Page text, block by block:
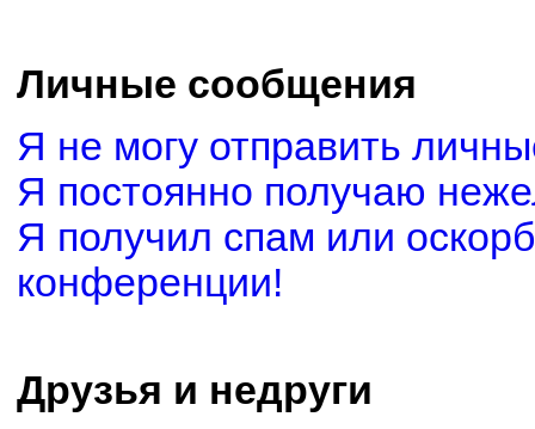
Личные сообщения
Я не могу отправить
Я постоянно получаю
Я получил спам или
конференции!
Друзья и недруги